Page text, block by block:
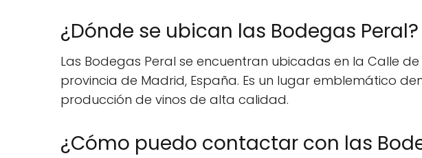
¿Dónde se ubican las Bodegas Peral?
Las Bodegas Peral se encuentran ubicadas en la Calle
provincia de Madrid, España. Es un lugar emblemático
producción de vinos de alta calidad.
¿Cómo puedo contactar con las